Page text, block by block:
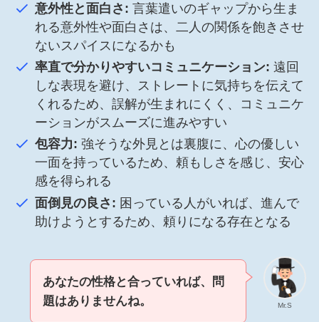
意外性と面白さ: 言葉遣いのギャップから生ま
れる意外性や面白さは、二人の関係を飽きさせ
ないスパイスになるかも
率直で分かりやすいコミュニケーション: 遠回
しな表現を避け、ストレートに気持ちを伝えて
くれるため、誤解が生まれにくく、コミュニケ
ーションがスムーズに進みやすい
包容力: 強そうな外見とは裏腹に、心の優しい
一面を持っているため、頼もしさを感じ、安心
感を得られる
面倒見の良さ: 困っている人がいれば、進んで
助けようとするため、頼りになる存在となる
Mr.S
あなたの性格と合っていれば、問
題はありませんね。